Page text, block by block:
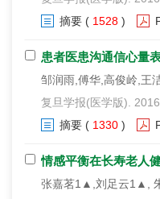
摘要 ( 1528 )
患者医患沟通信心量
邹润雨,傅华,高俊岭,王
复旦学报(医学版).
摘要 ( 1330 )
情感平衡在长寿老人
张嘉茗1▲,刘足云1▲,